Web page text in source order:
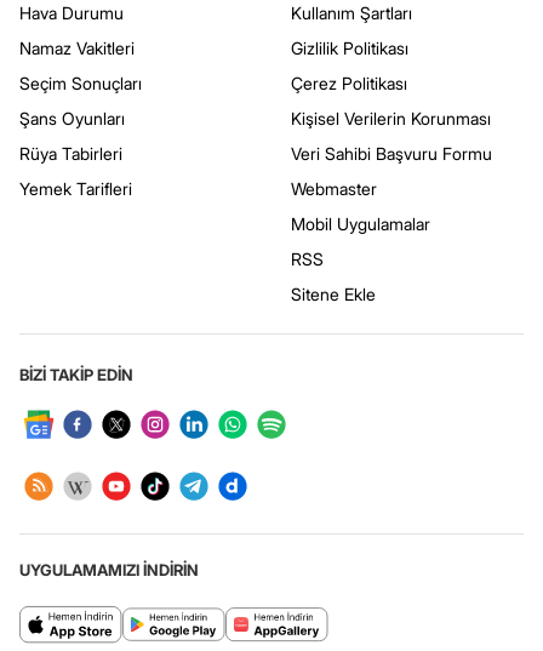
Hava Durumu
Namaz Vakitleri
Seçim Sonuçları
Şans Oyunları
Rüya Tabirleri
Yemek Tarifleri
Kullanım Şartları
Gizlilik Politikası
Çerez Politikası
Kişisel Verilerin Korunması
Veri Sahibi Başvuru Formu
Webmaster
Mobil Uygulamalar
RSS
Sitene Ekle
BİZİ TAKİP EDİN
UYGULAMAMIZI İNDİRİN